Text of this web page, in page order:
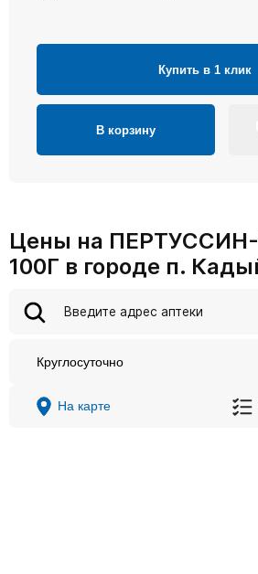
Купить в 1 клик
В корзину
Цены на
100Г в городе п.
Круглосуточно
На карте